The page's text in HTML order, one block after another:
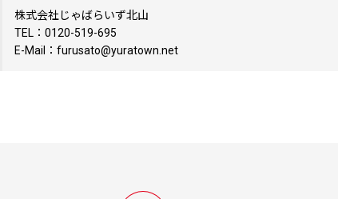
株式会社じゃばらいず北山
TEL：0120-519-695
E-Mail：furusato@yuratown.net